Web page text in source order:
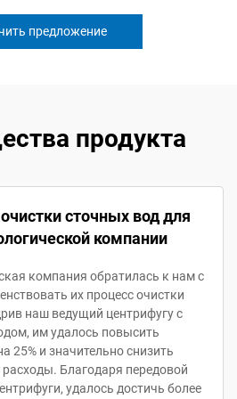
предложение
продукта
сточных вод для
компании
компания обратилась к нам с
их процесс очистки
наш ведущий центрифугу с
им удалось повысить
25% и значительно снизить
Благодаря передовой
удалось достичь более